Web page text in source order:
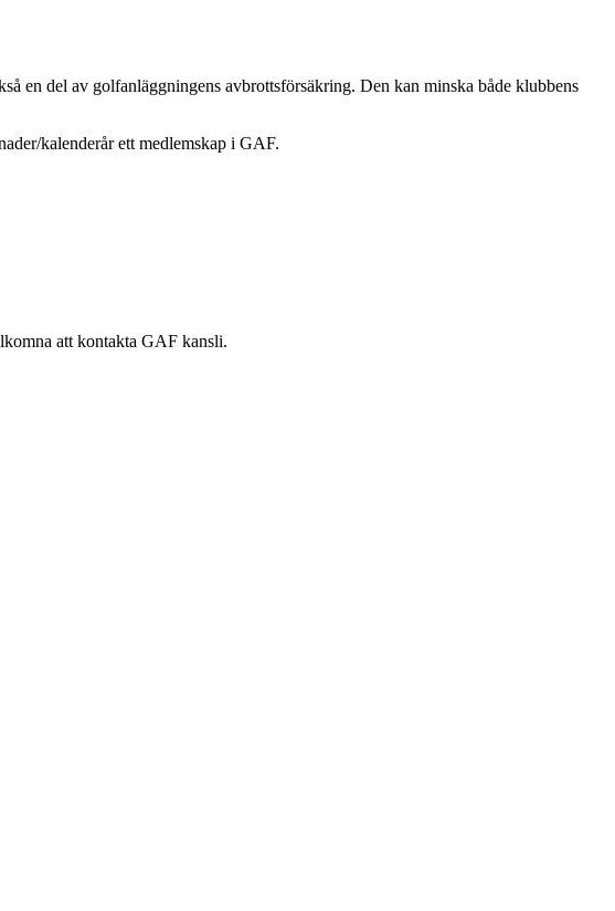
en del av golfanläggningens avbrottsförsäkring. Den kan minska både klubbens
kalenderår ett medlemskap i GAF.
att kontakta GAF kansli.